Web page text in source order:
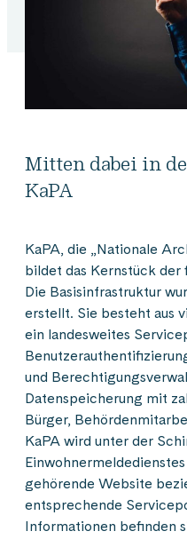
Mitten dabei in
KaPA
KaPA, die „Nationale
bildet das Kernstück der
Die Basisinfrastruktur
erstellt. Sie besteht aus
ein landesweites
und
Datenspeicherung mit
Bürger,
KaPA wird unter der
gehörende Website
entsprechende
Informationen befinden